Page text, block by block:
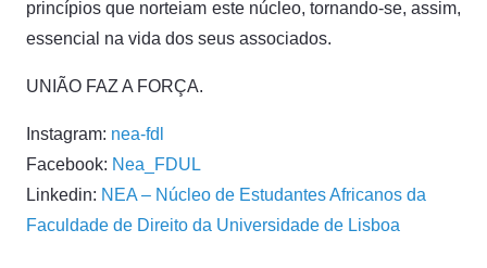
princípios que norteiam este núcleo, tornando-se, assim,
essencial na vida dos seus associados.
UNIÃO FAZ A FORÇA.
Instagram: nea-fdl
Facebook: Nea_FDUL
Linkedin: NEA – Núcleo de Estudantes Africanos da
Faculdade de Direito da Universidade de Lisboa